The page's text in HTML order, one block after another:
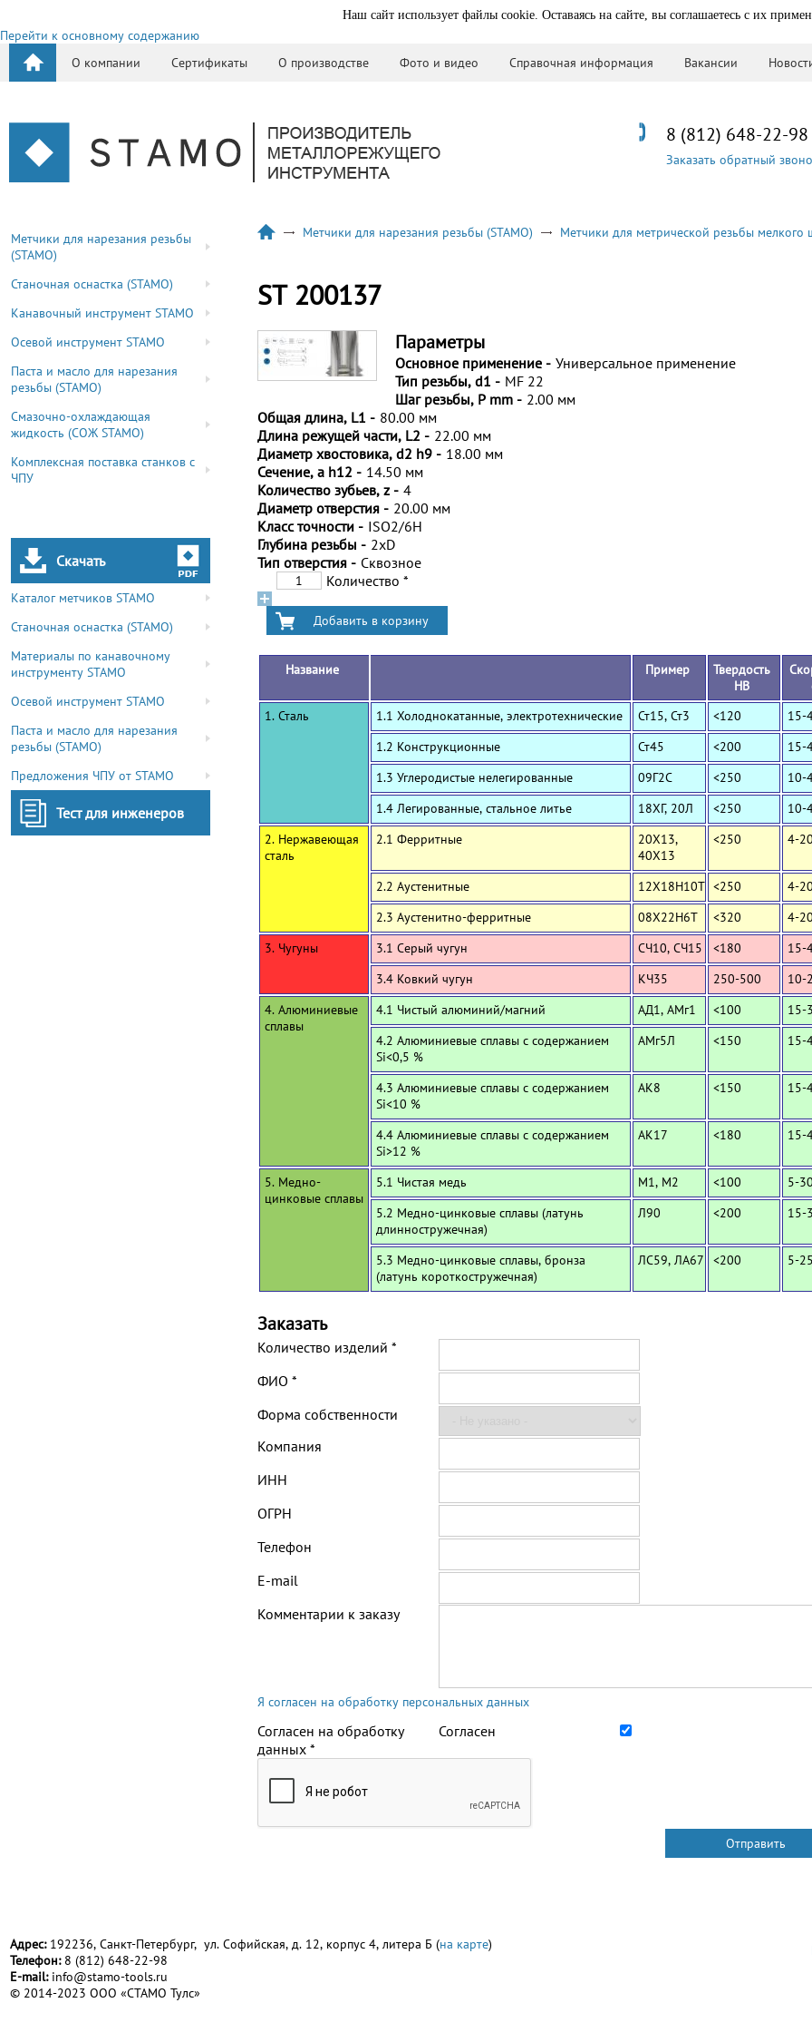
Наш сайт использует файлы cookie. Оставаясь на сайте, вы соглашаетесь с их
Перейти к основному содержанию
О компании
Сертификаты О производстве Фото и видео Справочная информация Вакансии
8 (812) 648-22-98
Заказать обратный
Метчики для нарезания резьбы
(STAMO)
Станочная оснастка (STAMO)
Канавочный инструмент STAMO
Осевой инструмент STAMO
Паста и масло для нарезания
резьбы (STAMO)
Смазочно-охлаждающая
жидкость (СОЖ STAMO)
Комплексная поставка станков с
ЧПУ
Скачать
Каталог метчиков STAMO
Станочная оснастка (STAMO)
Материалы по канавочному
инструменту STAMO
Осевой инструмент STAMO
Паста и масло для нарезания
резьбы (STAMO)
Предложения ЧПУ от STAMO
Тест для инженеров
Метчики для нарезания резьбы (STAMO) Метчики для метрической резьбы мелкого
ST 200137
Параметры
Основное применение - Универсальное применение
Тип резьбы, d1 - MF 22
Шаг резьбы, P mm - 2.00 мм
Общая длина, L1 - 80.00 мм
Длина режущей части, L2 - 22.00 мм
Диаметр хвостовика, d2 h9 - 18.00 мм
Сечение, a h12 - 14.50 мм
Количество зубьев, z - 4
Диаметр отверстия - 20.00 мм
Класс точности - ISO2/6H
Глубина резьбы - 2xD
Тип отверстия - Сквозное
Количество *
Название Пример
Твердость
HB
1. Сталь
1.1 Холоднокатанные, электротехнические Ст15, Ст3 <120 15-
1.2 Конструкционные
Ст45 <200 15-
1.3 Углеродистые нелегированные
09Г2С <250 10-
1.4 Легированные, стальное литье
18ХГ, 20Л <250 10-
2. Нержавеющая
сталь
2.1 Ферритные
20Х13,
40Х13
<250 4-20
2.2 Аустенитные 12Х18Н10Т <250 4-20
2.3 Аустенитно-ферритные
08Х22Н6Т <320 4-20
3. Чугуны
3.1 Серый чугун СЧ10, СЧ15 <180 15-
3.4 Ковкий чугун
КЧ35 250-500 10-
4. Алюминиевые
сплавы
4.1 Чистый алюминий/магний АД1, АМг1 <100 15-
4.2 Алюминиевые сплавы с содержанием
Si<0,5 %
АМг5Л <150 15-
4.3 Алюминиевые сплавы с содержанием
Si<10 %
АК8 <150 15-
4.4 Алюминиевые сплавы с содержанием
Si>12 %
АК17 <180 15-
5. Медно-
цинковые сплавы
5.1 Чистая медь М1, М2 <100 5-30
5.2 Медно-цинковые сплавы (латунь
длинностружечная)
Л90 <200 15-
5.3 Медно-цинковые сплавы, бронза
(латунь короткостружечная)
ЛС59, ЛА67 <200 5-25
Заказать
Количество изделий *
ФИО *
Форма собственности
Компания
ИНН
ОГРН
Телефон
E-mail
Комментарии к заказу
Я согласен на обработку персональных данных
Согласен на обработку
данных *
Согласен
Адрес:192236, Санкт-Петербург, ул. Софийская, д. 12, корпус 4, литера Б (на карте)
Телефон:8 (812) 648-22-98
Е-mail: info@stamo-tools.ru
© 2014-2023 ООО «СТАМО Тулс»